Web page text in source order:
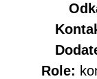
Role: